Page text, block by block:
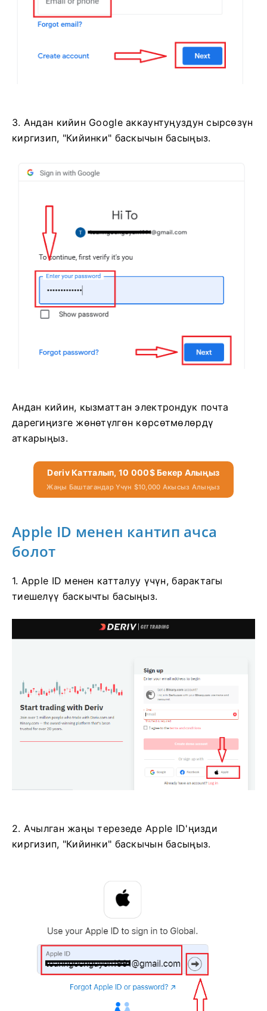
3. Андан кийин Google аккаунтуңуздун сырсөзүн
киргизип, "Кийинки" баскычын басыңыз.
Андан кийин, кызматтан электрондук почта
дарегиңизге жөнөтүлгөн көрсөтмөлөрдү
аткарыңыз.
Deriv Катталып, 10 000$ Бекер Алыңыз
Жаңы Баштагандар Үчүн $10,000 Акысыз Алыңыз
Apple ID менен кантип ачса
болот
1. Apple ID менен катталуу үчүн, барактагы
тиешелүү баскычты басыңыз.
2. Ачылган жаңы терезеде Apple ID'ңизди
киргизип, "Кийинки" баскычын басыңыз.